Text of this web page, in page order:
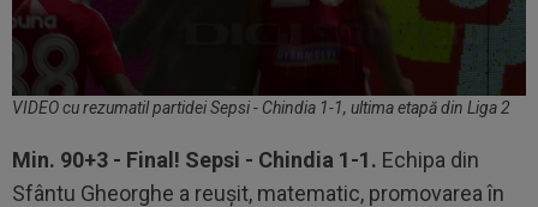
VIDEO cu rezumatil partidei Sepsi - Chindia 1-1, ultima etapă din Liga 2
Min. 90+3 - Final! Sepsi - Chindia 1-1. Echipa din
Sfântu Gheorghe a reușit, matematic, promovarea în